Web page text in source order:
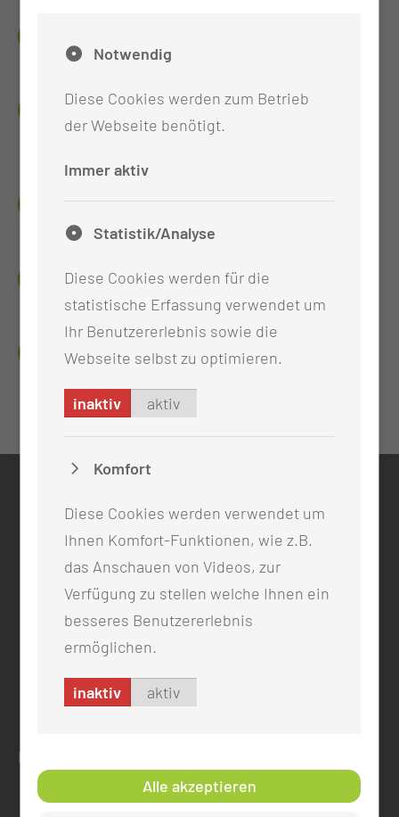
DAS ERWARTET DICH IN THEORIE UND
PRAXIS
DAS BRAUCHST DU
WIEVIEL, WANN UND WO
0355 46 -0
ADRESSE
Medizinische Universität Lausitz - Carl Thiem
Thiemstr. 111
03048 Cottbus
RECHTLICHES
Notwendig
Diese Cookies werden zum Betrieb
der Webseite benötigt.
Immer aktiv
Statistik/Analyse
Diese Cookies werden für die
statistische Erfassung verwendet um
Ihr Benutzererlebnis sowie die
Webseite selbst zu optimieren.
inaktiv aktiv
Komfort
Diese Cookies werden verwendet um
Ihnen Komfort-Funktionen, wie z.B.
das Anschauen von Videos, zur
Verfügung zu stellen welche Ihnen ein
besseres Benutzererlebnis
ermöglichen.
inaktiv aktiv
Alle akzeptieren